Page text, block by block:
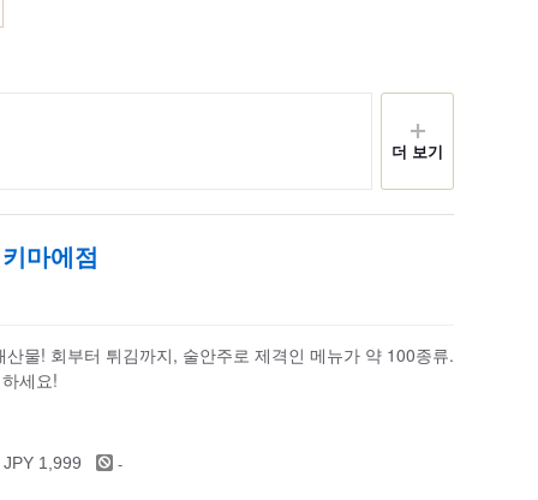
더 보기
마에점
물! 회부터 튀김까지, 술안주로 제격인 메뉴가 약 100종류.
세요!
1,999 -